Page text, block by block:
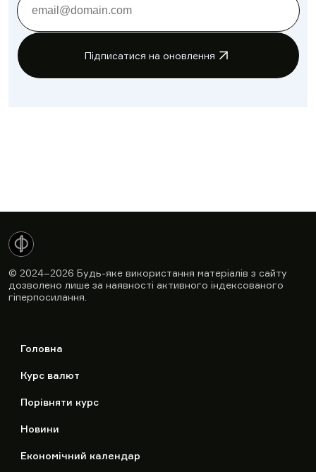
Підписатися на оновлення
© 2024–2026 Будь-яке використання матеріалів з сайту
дозволено лише за наявності активного індексованого
гіперпосилання.
Головна
Курс валют
Порівняти курс
Новини
Економічний календар